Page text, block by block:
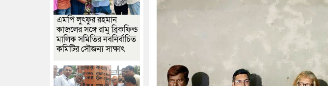
এমপি লুৎফুর রহমান
কাজলের সঙ্গে রামু ব্রিকফিল্ড
মালিক সমিতির নবনির্বাচিত
কমিটির সৌজন্য সাক্ষাৎ